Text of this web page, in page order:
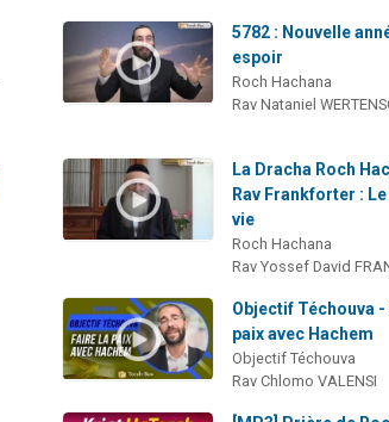
5782 : Nouvelle
espoir
Roch Hachana
Rav Nataniel
La Dracha Roch
Rav Frankforter :
vie
Roch Hachana
Rav Yossef David
Objectif Téchouva -
paix avec Hachem
Objectif Téchouva
Rav Chlomo VALENSI